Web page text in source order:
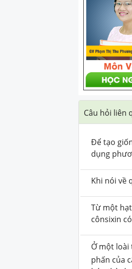
Câu hỏi liên
Để tạo
dụng
Khi nói về
Từ một
cônsixin
Ở một
phấn của